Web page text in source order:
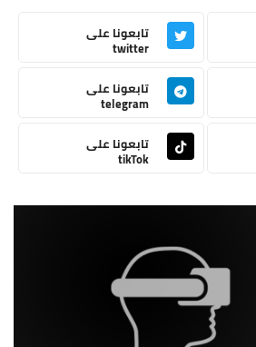
تابعونا على
twitter
تابعونا على
telegram
تابعونا على
tikTok